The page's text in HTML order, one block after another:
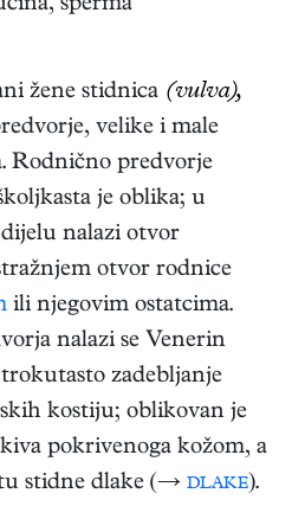
sperma
žene stidnica (vulva),
velike i male
Rodnično predvorje
je oblika; u
nalazi otvor
otvor rodnice
ili njegovim ostatcima.
nalazi se Venerin
trokutasto zadebljanje
kostiju; oblikovan je
pokrivenoga kožom, a
stidne dlake (→ dlake).